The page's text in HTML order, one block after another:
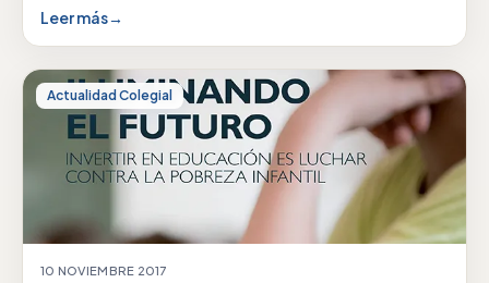
Leer más→
Actualidad Colegial
10 NOVIEMBRE 2017